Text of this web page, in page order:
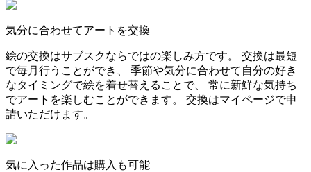
気分に合わせてアートを交換
絵の交換はサブスクならではの楽しみ方です。 交換は最短
で毎月行うことができ、 季節や気分に合わせて自分の好き
なタイミングで絵を着せ替えることで、 常に新鮮な気持ち
でアートを楽しむことができます。 交換はマイページで申
請いただけます。
気に入った作品は購入も可能